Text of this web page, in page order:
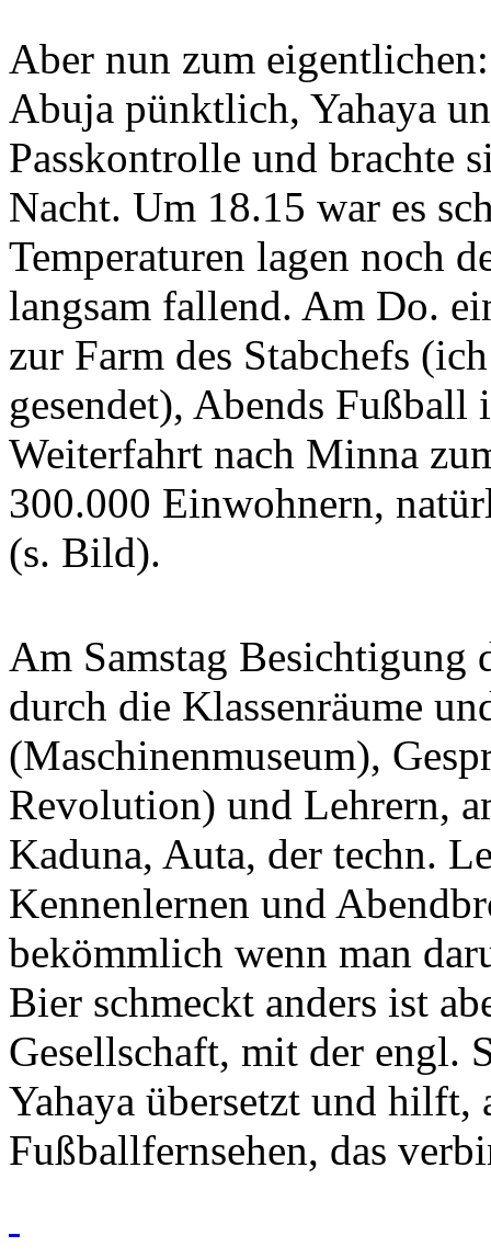
Aber nun zum
Abuja pünktlich, Yahaya
Passkontrolle und brachte
Nacht. Um 18.15 war es
Temperaturen lagen noch
langsam fallend. Am Do.
zur Farm des Stabchefs
gesendet), Abends
Weiterfahrt nach Minna
300.000 Einwohnern,
(s. Bild).
Am Samstag Besichtigung
durch die Klassenräume
(Maschinenmuseum),
Revolution) und Lehrern,
Kaduna, Auta, der techn.
Kennenlernen und
bekömmlich wenn man
Bier schmeckt anders ist
Gesellschaft, mit der engl.
Yahaya übersetzt und hilft,
Fußballfernsehen, das